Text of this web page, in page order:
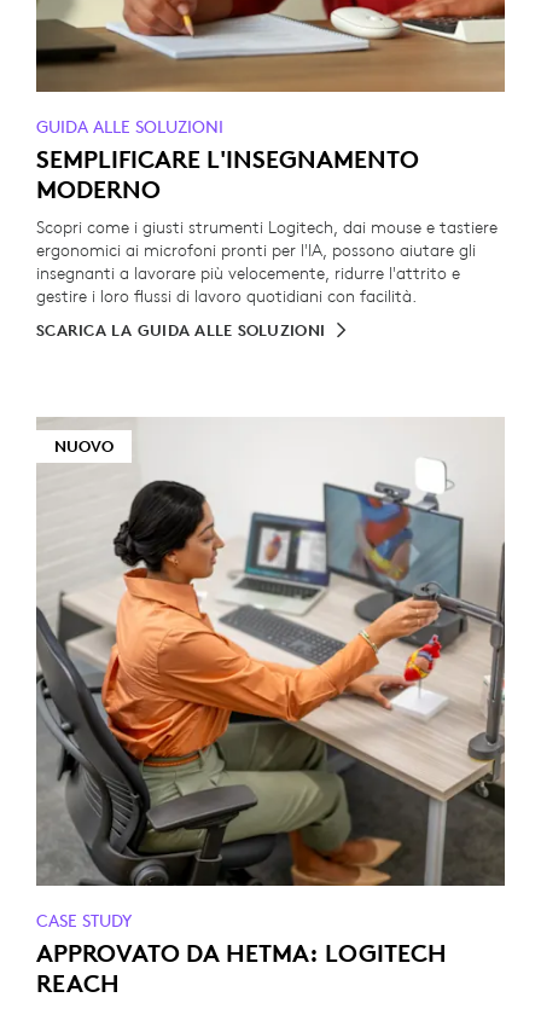
GUIDA ALLE SOLUZIONI
SEMPLIFICARE L'INSEGNAMENTO
MODERNO
Scopri come i giusti strumenti Logitech, dai mouse e tastiere
ergonomici ai microfoni pronti per l'IA, possono aiutare gli
insegnanti a lavorare più velocemente, ridurre l'attrito e
gestire i loro flussi di lavoro quotidiani con facilità.
SCARICA LA GUIDA ALLE SOLUZIONI
NUOVO
CASE STUDY
APPROVATO DA HETMA: LOGITECH
REACH